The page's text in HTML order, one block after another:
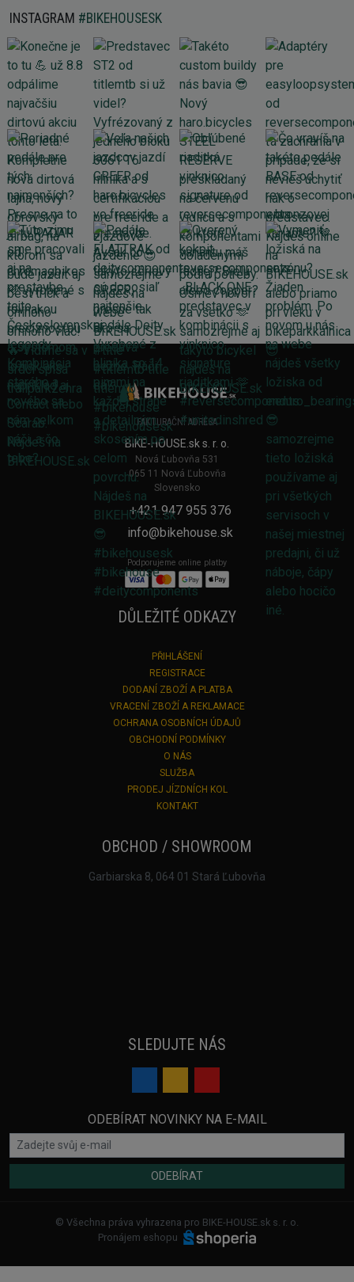
INSTAGRAM #BIKEHOUSESK
FAKTURAČNÍ ADRESA
BIKE-HOUSE.sk s. r. o.
Nová Ľubovňa 531
065 11 Nová Ľubovňa
Slovensko
+421 947 955 376
info@bikehouse.sk
Podporujeme online platby
DŮLEŽITÉ ODKAZY
PŘIHLÁŠENÍ
REGISTRACE
DODANÍ ZBOŽÍ A PLATBA
VRACENÍ ZBOŽÍ A REKLAMACE
OCHRANA OSOBNÍCH ÚDAJŮ
OBCHODNÍ PODMÍNKY
O NÁS
SLUŽBA
PRODEJ JÍZDNÍCH KOL
KONTAKT
OBCHOD / SHOWROOM
Garbiarska 8, 064 01 Stará Ľubovňa
SLEDUJTE NÁS
ODEBÍRAT NOVINKY NA E-MAIL
ODEBÍRAT
© Všechna práva vyhrazena pro BIKE-HOUSE.sk s. r. o.
Pronájem eshopu